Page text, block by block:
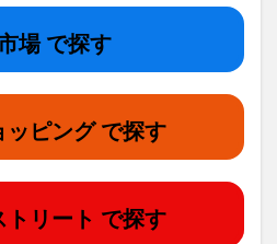
場 で探す
ッピング で探す
トリート で探す